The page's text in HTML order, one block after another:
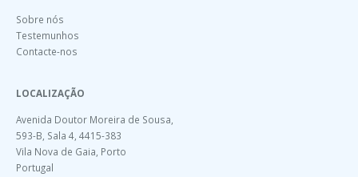
Sobre nós
Testemunhos
Contacte-nos
LOCALIZAÇÃO
Avenida Doutor Moreira de Sousa,
593-B, Sala 4, 4415-383
Vila Nova de Gaia, Porto
Portugal